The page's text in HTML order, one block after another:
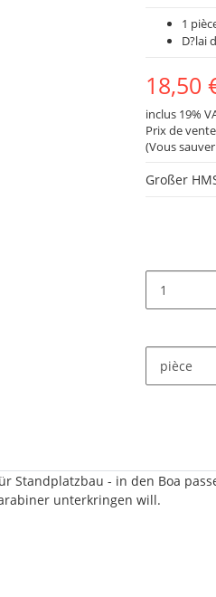
1
D?lai
18,50
inclus 19%
Prix ​​de
(Vous sauver
Großer
pièce
Standplatzbau - in den Boa
unterkringen will.